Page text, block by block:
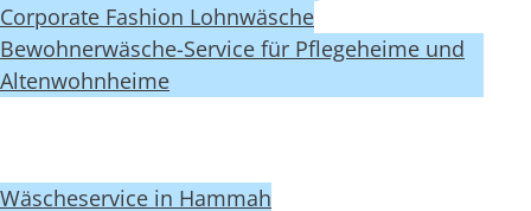
Corporate Fashion Lohnwäsche
Bewohnerwäsche-Service für Pflegeheime und
Altenwohnheime
Wäscheservice in Hammah